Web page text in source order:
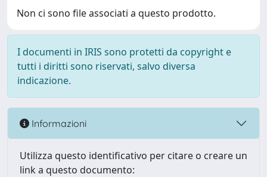
Non ci sono file associati a questo prodotto.
I documenti in IRIS sono protetti da copyright e
tutti i diritti sono riservati, salvo diversa
indicazione.
Informazioni
Utilizza questo identificativo per citare o creare un
link a questo documento: